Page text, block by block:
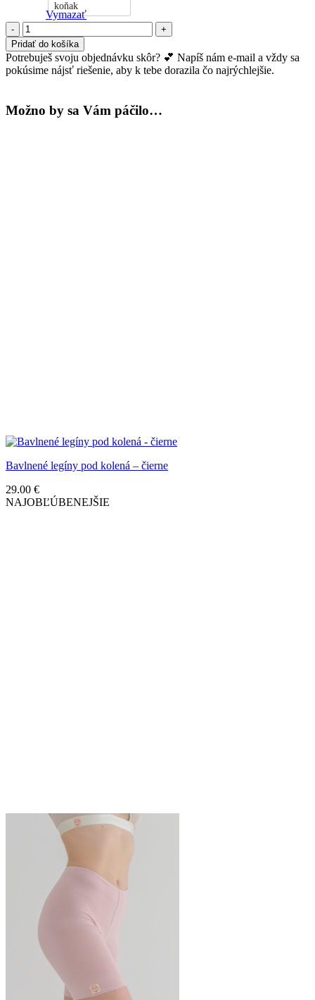
koňak
Vymazať
množstvo
Mikina
Gentle
Pridať do košíka
Potrebuješ svoju objednávku skôr? 💕 Napíš nám e-mail a vždy sa
pokúsime nájsť riešenie, aby k tebe dorazila čo najrýchlejšie.
Možno by sa Vám páčilo…
Bavlnené legíny pod kolená – čierne
29.00 €
NAJOBĽÚBENEJŠIE